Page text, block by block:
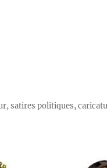
satires politiques,